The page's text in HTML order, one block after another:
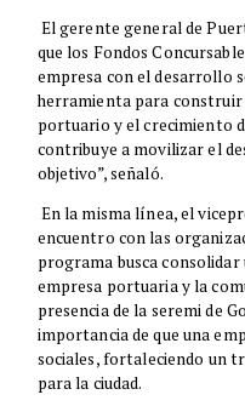
El gerente general de
que los Fondos
empresa con el desarrollo
herramienta para
portuario y el crecimiento
contribuye a movilizar el
objetivo”, señaló.
En la misma línea, el
encuentro con las
programa busca
empresa portuaria y la
presencia de la seremi de
importancia de que una
sociales, fortaleciendo un
para la ciudad.